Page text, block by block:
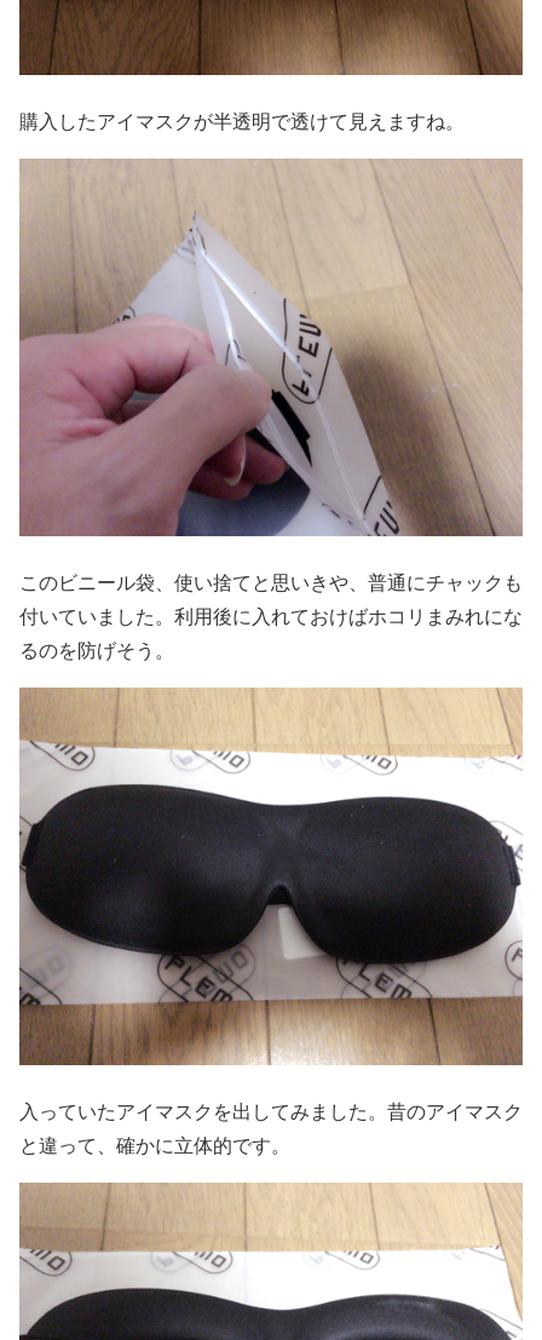
購入したアイマスクが半透明で透けて見えますね。
このビニール袋、使い捨てと思いきや、普通にチャックも
付いていました。利用後に入れておけばホコリまみれにな
るのを防げそう。
入っていたアイマスクを出してみました。昔のアイマスク
と違って、確かに立体的です。